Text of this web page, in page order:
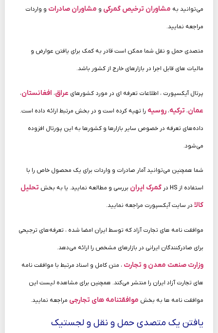
می‌توانید به مشاوران ترخیص گمرکی و مشاوران صادرات و واردات
مراجعه نمایید.
متصدی حمل‌ و نقل شما ممکن است قادر به کمک برای یافتن عوارض و
مالیات‌ های قابل‌ اجرا در بازارهای خارج از کشور باشد.
پرتال آیکسپورت ، اطلاعات تعرفه‌ ای در مورد کشورهای عراق، افغانستان،
عمان، ترکیه، روسیه را تهیه کرده است و در بخش مرتبط ارائه داده است.
داده‌های تعرفه در خصوص سایر بازارها و کشورها به این پورتال افزوده
می‌شود.
شما همچنین می‌توانید آمار صادرات و واردات برای یک محصول خاص را با
استفاده از HS در گمرک ایران بررسی و مطالعه نمایید. یا به بخش تحلیل
کالا در سایت آیکسپورت مراجعه نمایید.
موافقت نامه های تجارت آزاد که توسط ایران امضا شده ، تعرفه‌های ترجیحی
برای صادرکنندگان ایرانی در بازارهای مشخص را ارائه می‌دهد.
وزارت صنعت معدن و تجارت ، متن کامل و اسناد مرتبط با موافقت‌ نامه
های تجارت آزاد ایران را منتشر می‌کند. همچنین برای مشاهده لیست این
موافقت نامه ها به بخش موافقتنامه های تجارجی مراجعه نمایید.
یافتن یک متصدی حمل‌ و نقل و لجستیک